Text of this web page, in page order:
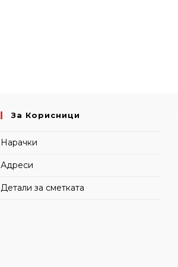
За Корисници
Нарачки
Адреси
Детали за сметката